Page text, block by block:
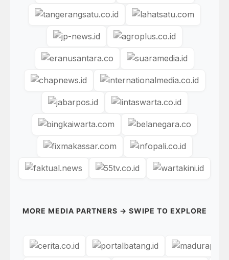
MORE MEDIA PARTNERS → SWIPE TO EXPLORE